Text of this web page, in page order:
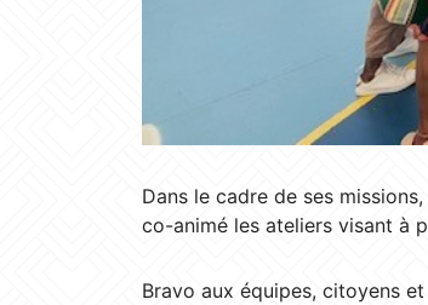
Dans le cadre de ses
co-animé les ateliers visant à
Bravo aux équipes, citoyens